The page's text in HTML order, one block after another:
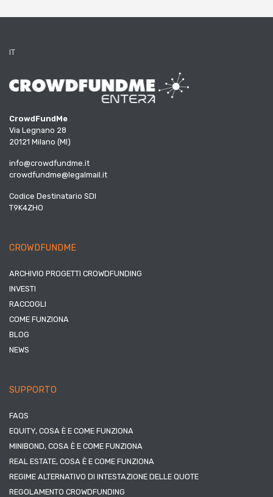
IT
CrowdFundMe
Via Legnano 28
20121 Milano (MI)
info@crowdfundme.it
crowdfundme@legalmail.it
Codice Destinatario SDI
T9K4ZHO
CROWDFUNDME
ARCHIVIO PROGETTI CROWDFUNDING
INVESTI
RACCOGLI
COME FUNZIONA
BLOG
NEWS
SUPPORTO
FAQS
EQUITY, COSA È E COME FUNZIONA
MINIBOND, COSA È E COME FUNZIONA
REAL ESTATE, COSA È E COME FUNZIONA
REGIME ALTERNATIVO DI INTESTAZIONE DELLE QUOTE
REGOLAMENTO CROWDFUNDING